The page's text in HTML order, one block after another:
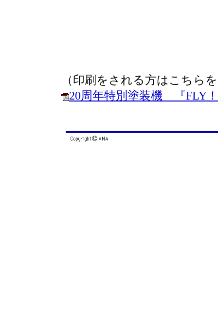
（印刷をされる方はこちら
20周年特別塗装機 『FLY